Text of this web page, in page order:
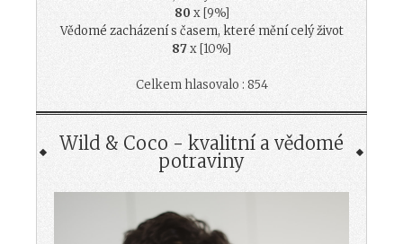
80 x [9%]
Vědomé zacházení s časem, které mění celý život
87x [10%]
Celkem hlasovalo : 854
Wild & Coco - kvalitní a vědomé
potraviny